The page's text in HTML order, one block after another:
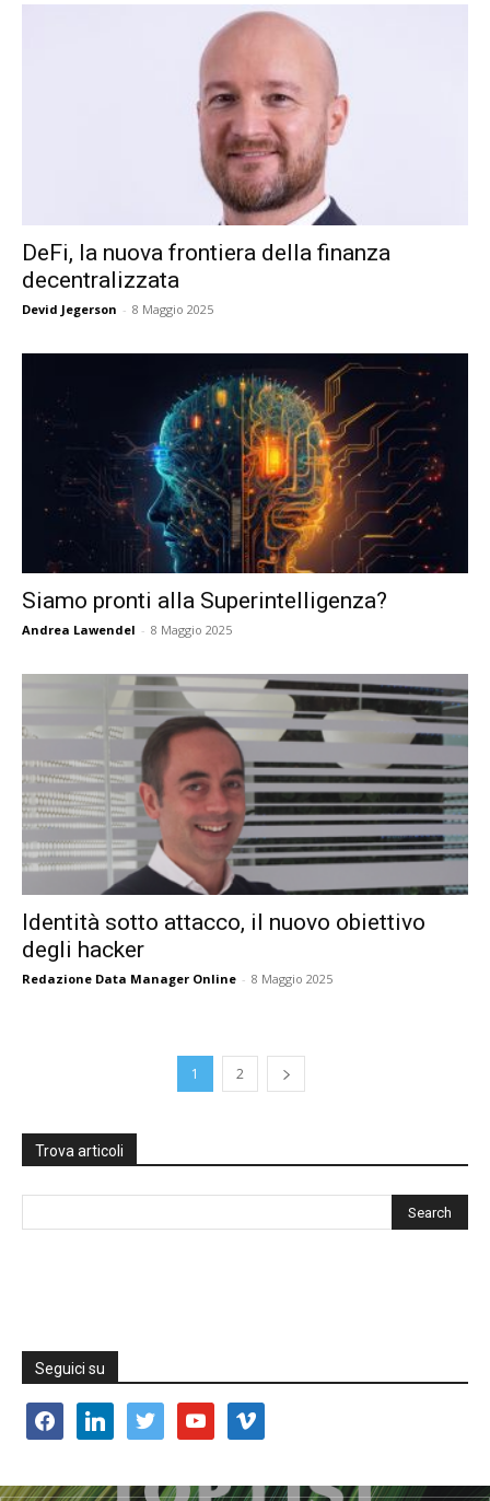
DeFi, la nuova frontiera della finanza
decentralizzata
Devid Jegerson - 8 Maggio 2025
Siamo pronti alla Superintelligenza?
Andrea Lawendel - 8 Maggio 2025
Identità sotto attacco, il nuovo obiettivo
degli hacker
Redazione Data Manager Online - 8 Maggio 2025
1 2
Trova articoli
Seguici su
facebooklinkedin twitter youtube vimeo